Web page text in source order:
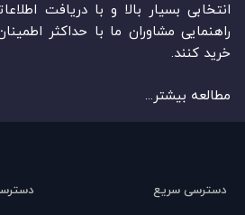
انتخابی بسیار بالا و با دریافت
راهنمایی مشاوران ما با حداکثر
خرید کنند.
مطالعه بیشتر...
دسترسی سریع